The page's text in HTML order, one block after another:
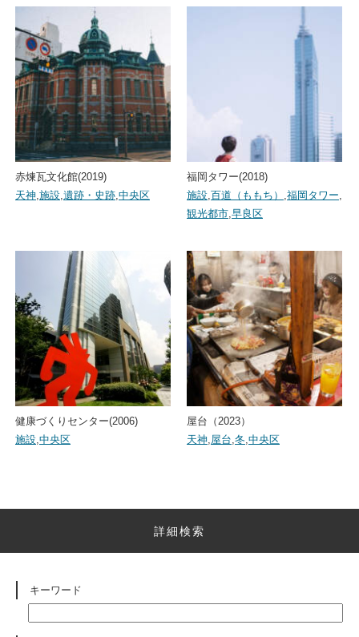
赤煉瓦文化館(2019)
天神,施設,遺跡・史跡,中央区
福岡タワー(2018)
施設,百道（ももち） ,福岡タワー,
観光都市,早良区
健康づくりセンター(2006)
施設,中央区
屋台（2023）
天神,屋台,冬,中央区
詳細検索
キーワード